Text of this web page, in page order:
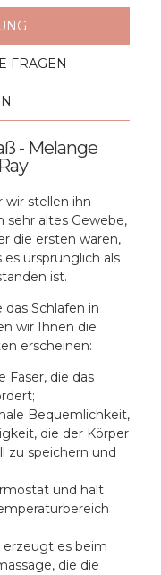
FRAGEN
- Melange
wir stellen ihn
sehr altes Gewebe,
die ersten waren,
ursprünglich als
ist.
Schlafen in
wir Ihnen die
erscheinen:
Faser, die das
Bequemlichkeit,
die der Körper
zu speichern und
und hält
erzeugt es beim
die die